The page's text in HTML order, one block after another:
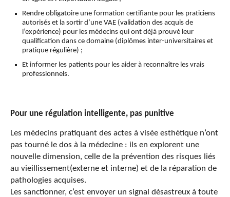
Rendre obligatoire une formation certifiante pour les praticiens
autorisés et la sortir d’une VAE (validation des acquis de
l’expérience) pour les médecins qui ont déjà prouvé leur
qualification dans ce domaine (diplômes inter-universitaires et
pratique régulière) ;
Et informer les patients pour les aider à reconnaître les vrais
professionnels.
Pour une régulation intelligente, pas punitive
Les médecins pratiquant des actes à visée esthétique n’ont
pas tourné le dos à la médecine : ils en explorent une
nouvelle dimension, celle de la prévention des risques liés
au vieillissement(externe et interne) et de la réparation de
pathologies acquises.
Les sanctionner, c’est envoyer un signal désastreux à toute